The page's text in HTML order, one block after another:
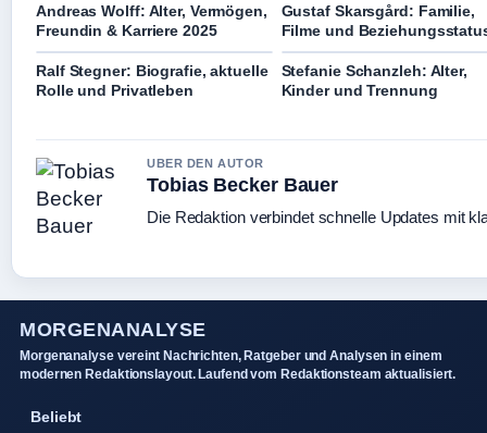
Andreas Wolff: Alter, Vermögen,
Freundin & Karriere 2025
Gustaf Skarsgård: Familie,
Filme und
Ralf Stegner: Biografie, aktuelle
Rolle und Privatleben
Stefanie Schanzleh: Alter,
Kinder und Trennung
UBER DEN AUTOR
Tobias Becker Bauer
Die Redaktion verbindet schnelle Updates mit
MORGENANALYSE
Morgenanalyse vereint Nachrichten, Ratgeber und Analysen in einem
modernen Redaktionslayout. Laufend vom Redaktionsteam aktualisiert.
Beliebt